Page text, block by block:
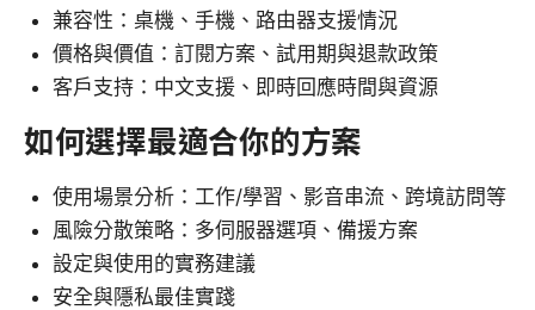
兼容性：桌機、手機、路由器支援情況
價格與價值：訂閱方案、試用期與退款政策
客戶支持：中文支援、即時回應時間與資源
如何選擇最適合你的方案
使用場景分析：工作/學習、影音串流、跨境訪問等
風險分散策略：多伺服器選項、備援方案
設定與使用的實務建議
安全與隱私最佳實踐